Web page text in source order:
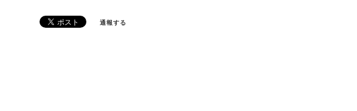
通報する